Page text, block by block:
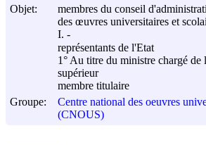
Objet:
membres du conseil
des œuvres universitaires et
I. -
représentants de l'Etat
1° Au titre du ministre chargé de
supérieur
membre titulaire
Groupe:
Centre national des oeuvres
(CNOUS)